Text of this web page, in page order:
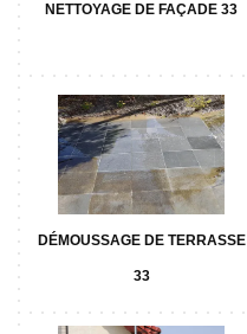
NETTOYAGE DE FAÇADE 33
DÉMOUSSAGE DE TERRASSE
33